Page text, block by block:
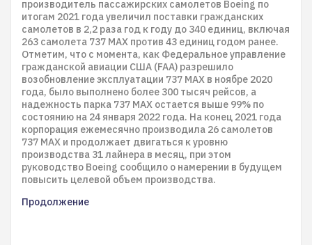
производитель пассажирских самолетов Boeing по
итогам 2021 года увеличил поставки гражданских
самолетов в 2,2 раза год к году до 340 единиц, включая
263 самолета 737 MAX против 43 единиц годом ранее.
Отметим, что с момента, как Федеральное управление
гражданской авиации США (FAA) разрешило
возобновление эксплуатации 737 MAX в ноябре 2020
года, было выполнено более 300 тысяч рейсов, а
надежность парка 737 MAX остается выше 99% по
состоянию на 24 января 2022 года. На конец 2021 года
корпорация ежемесячно производила 26 самолетов
737 MAX и продолжает двигаться к уровню
производства 31 лайнера в месяц, при этом
руководство Boeing сообщило о намерении в будущем
повысить целевой объем производства.
Продолжение